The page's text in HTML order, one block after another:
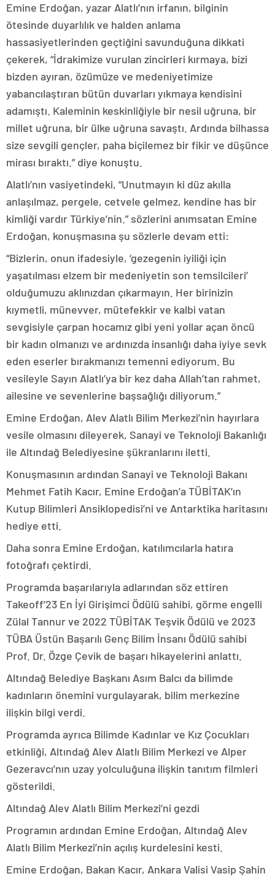
Emine Erdoğan, yazar Alatlı’nın irfanın, bilginin
ötesinde duyarlılık ve halden anlama
hassasiyetlerinden geçtiğini savunduğuna dikkati
çekerek, “İdrakimize vurulan zincirleri kırmaya, bizi
bizden ayıran, özümüze ve medeniyetimize
yabancılaştıran bütün duvarları yıkmaya kendisini
adamıştı. Kaleminin keskinliğiyle bir nesil uğruna, bir
millet uğruna, bir ülke uğruna savaştı. Ardında bilhassa
size sevgili gençler, paha biçilemez bir fikir ve düşünce
mirası bıraktı.” diye konuştu.
Alatlı’nın vasiyetindeki, “Unutmayın ki düz akılla
anlaşılmaz, pergele, cetvele gelmez, kendine has bir
kimliği vardır Türkiye’nin.” sözlerini anımsatan Emine
Erdoğan, konuşmasına şu sözlerle devam etti:
“Bizlerin, onun ifadesiyle, ‘gezegenin iyiliği için
yaşatılması elzem bir medeniyetin son temsilcileri’
olduğumuzu aklınızdan çıkarmayın. Her birinizin
kıymetli, münevver, mütefekkir ve kalbi vatan
sevgisiyle çarpan hocamız gibi yeni yollar açan öncü
bir kadın olmanızı ve ardınızda insanlığı daha iyiye sevk
eden eserler bırakmanızı temenni ediyorum. Bu
vesileyle Sayın Alatlı’ya bir kez daha Allah’tan rahmet,
ailesine ve sevenlerine başsağlığı diliyorum.”
Emine Erdoğan, Alev Alatlı Bilim Merkezi’nin hayırlara
vesile olmasını dileyerek, Sanayi ve Teknoloji Bakanlığı
ile Altındağ Belediyesine şükranlarını iletti.
Konuşmasının ardından Sanayi ve Teknoloji Bakanı
Mehmet Fatih Kacır, Emine Erdoğan’a TÜBİTAK’ın
Kutup Bilimleri Ansiklopedisi’ni ve Antarktika haritasını
hediye etti.
Daha sonra Emine Erdoğan, katılımcılarla hatıra
fotoğrafı çektirdi.
Programda başarılarıyla adlarından söz ettiren
Takeoff’23 En İyi Girişimci Ödülü sahibi, görme engelli
Zülal Tannur ve 2022 TÜBİTAK Teşvik Ödülü ve 2023
TÜBA Üstün Başarılı Genç Bilim İnsanı Ödülü sahibi
Prof. Dr. Özge Çevik de başarı hikayelerini anlattı.
Altındağ Belediye Başkanı Asım Balcı da bilimde
kadınların önemini vurgulayarak, bilim merkezine
ilişkin bilgi verdi.
Programda ayrıca Bilimde Kadınlar ve Kız Çocukları
etkinliği, Altındağ Alev Alatlı Bilim Merkezi ve Alper
Gezeravcı’nın uzay yolculuğuna ilişkin tanıtım filmleri
gösterildi.
Altındağ Alev Alatlı Bilim Merkezi’ni gezdi
Programın ardından Emine Erdoğan, Altındağ Alev
Alatlı Bilim Merkezi’nin açılış kurdelesini kesti.
Emine Erdoğan, Bakan Kacır, Ankara Valisi Vasip Şahin